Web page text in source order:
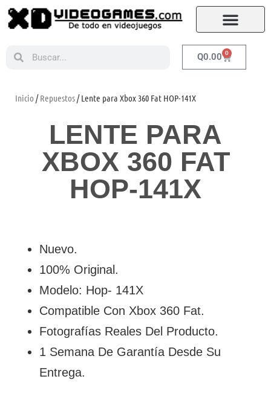
Q0.00 0
Inicio /Repuestos/ Lente para Xbox 360 Fat HOP-141X
LENTE PARA
XBOX 360 FAT
HOP-141X
Nuevo.
100% Original.
Modelo: Hop- 141X
Compatible Con Xbox 360 Fat.
Fotografías Reales Del Producto.
1 Semana De Garantía Desde Su
Entrega.